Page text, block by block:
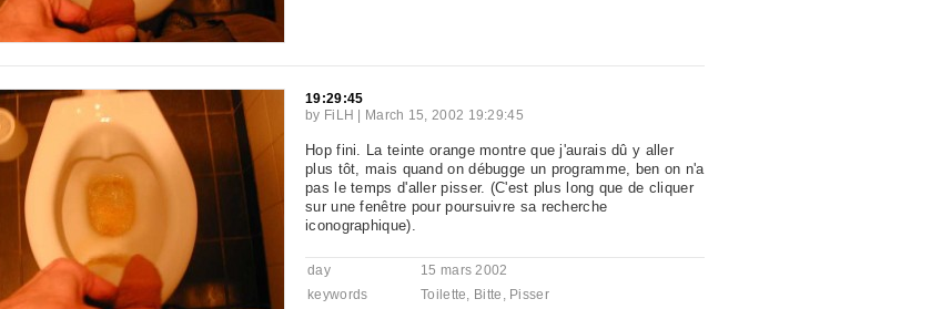
19:29:45
by FiLH March 15, 2002 19:29:45
Hop fini. La teinte orange montre que j'aurais dû y aller
plus tôt, mais quand on débugge un programme, ben on n'a
pas le temps d'aller pisser. (C'est plus long que de cliquer
sur une fenêtre pour poursuivre sa recherche
iconographique).
day
15 mars 2002
keywords
Toilette, Bitte , Pisser